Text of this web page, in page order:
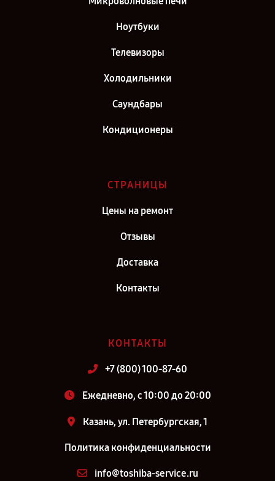
Ремонт холодильника Toshiba GR-KE 64 RS в г. Санкт-Петербург
Ноутбуки
Телевизоры
Холодильники
Саундбары
Кондиционеры
СТРАНИЦЫ
Цены на ремонт
Отзывы
Доставка
Контакты
КОНТАКТЫ
+7 (800) 100-87-60
Ежедневно, с 10:00 до 20:00
Казань, ул. Петербургская, 1
Политика конфиденциальности
info@toshiba-service.ru